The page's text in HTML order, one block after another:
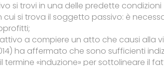
si trovi in una delle predette
si trova il soggetto passivo: è
a compiere un atto che causi alla
ha affermato che sono sufficienti
termine «induzione» per sottolineare il